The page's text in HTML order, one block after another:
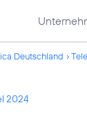
Deutschland
2024